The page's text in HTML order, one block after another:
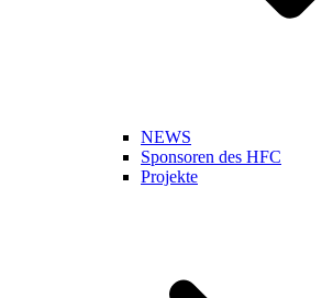
NEWS
Sponsoren des HFC
Projekte